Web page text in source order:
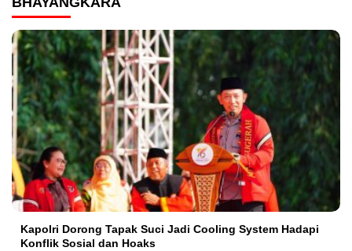
Kapolri Dorong Tapak Suci Jadi Cooling System Hadapi
Konflik Sosial dan Hoaks